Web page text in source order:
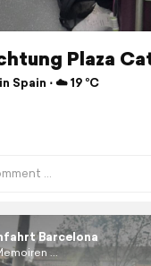
Plaza
Spain ⋅ ☁️ 19 °C
Barcelona
...